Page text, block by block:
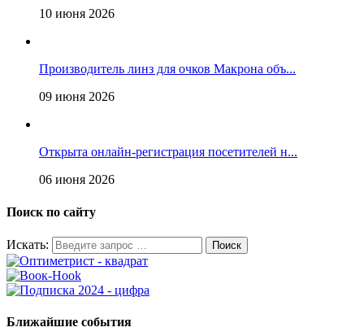
10 июня 2026
Производитель линз для очков Макрона объ...
09 июня 2026
Открыта онлайн-регистрация посетителей н...
06 июня 2026
Поиск по сайту
Искать:
Ближайшие события